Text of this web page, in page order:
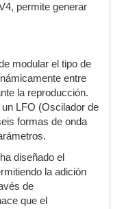
permite generar
modular el tipo de
entre
la reproducción.
LFO (Oscilador de
formas de onda
diseñado el
la adición
de
que el